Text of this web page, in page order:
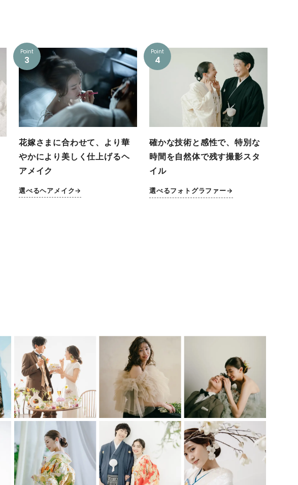
Point
3
花嫁さまに合わせて、より華
やかにより美しく仕上げるヘ
アメイク
選べるヘアメイク→
Point
4
確かな技術と感性で、特別な
時間を自然体で残す撮影スタ
イル
選べるフォトグラファー→